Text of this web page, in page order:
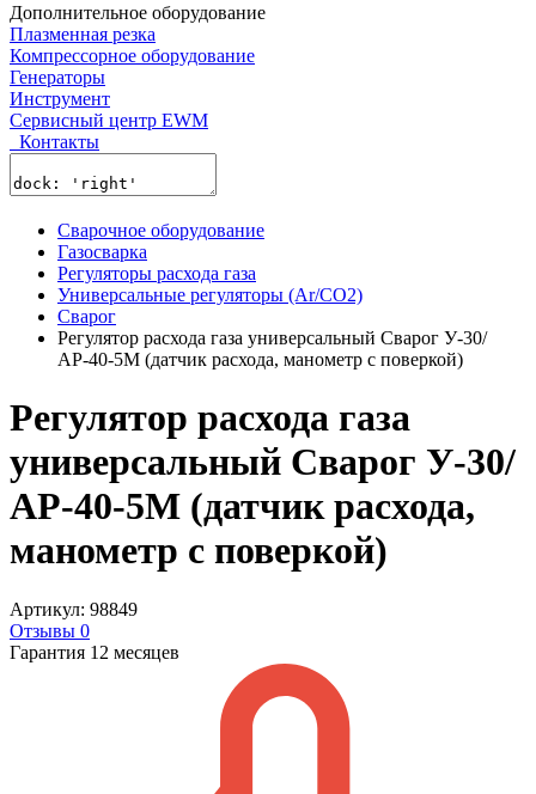
Дополнительное оборудование
Плазменная резка
Компрессорное оборудование
Генераторы
Инструмент
Сервисный центр EWM
Контакты
Сварочное оборудование
Газосварка
Регуляторы расхода газа
Универсальные регуляторы (Ar/CO2)
Сварог
Регулятор расхода газа универсальный Сварог У-30/
АР-40-5М (датчик расхода, манометр с поверкой)
Регулятор расхода газа
универсальный Сварог У-30/
АР-40-5М (датчик расхода,
манометр с поверкой)
Артикул: 98849
Отзывы 0
Гарантия 12 месяцев